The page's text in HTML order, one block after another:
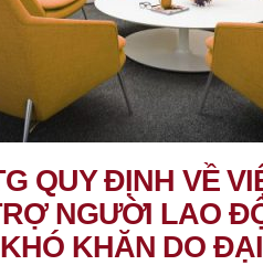
QUY ĐỊNH VỀ
NGƯỜI LAO
KHĂN DO